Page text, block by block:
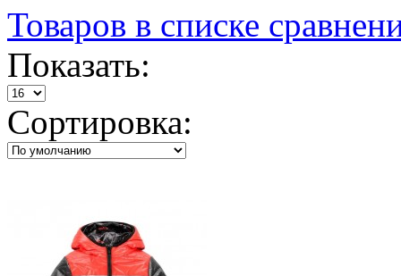
Товаров в списке
Показать:
Сортировка: